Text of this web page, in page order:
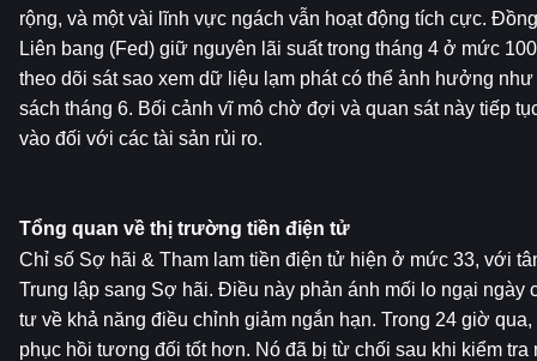
rộng, và một vài lĩnh vực ngách vẫn hoạt động tích cực.
Liên bang (Fed) giữ nguyên lãi suất trong tháng 4 ở mức
theo dõi sát sao xem dữ liệu lạm phát có thể ảnh hưởng
sách tháng 6. Bối cảnh vĩ mô chờ đợi và quan sát này tiếp
vào đối với các tài sản rủi ro.
Tổng quan về thị trường tiền điện tử
Chỉ số Sợ hãi & Tham lam tiền điện tử hiện ở mức 33, với
Trung lập sang Sợ hãi. Điều này phản ánh mối lo ngại ngày
tư về khả năng điều chỉnh giảm ngắn hạn. Trong 24 giờ
phục hồi tương đối tốt hơn. Nó đã bị từ chối sau khi kiểm